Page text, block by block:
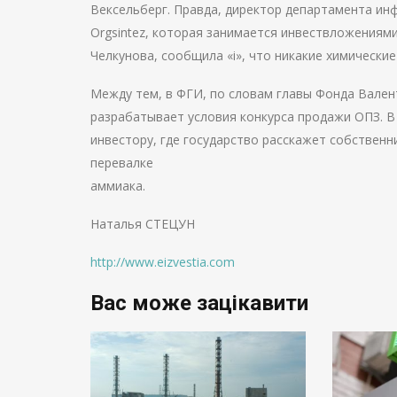
Вексельберг. Правда, директор департамента
Orgsintez, которая занимается
Челкунова, сообщила «і», что никакие
Между тем, в ФГИ, по словам главы Фонда
разрабатывает условия конкурса продажи ОПЗ.
инвестору, где государство расскажет
перевалке
аммиака.
Наталья СТЕЦУН
http://www.eizvestia.com
Вас може зацікавити